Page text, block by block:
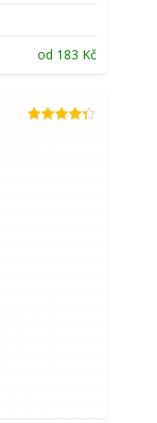
od 183 Kč